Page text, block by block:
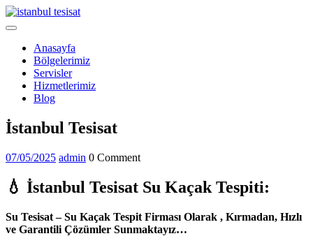
Skip
to
Open
Anasayfa
Bölgelerimiz
Servisler
Hizmetlerimiz
Blog
Close
Menu
İstanbul Tesisat
07/05/202507/05/2025
admin admin
0 Comment
💧 İstanbul Tesisat Su Kaçak Tespiti:
Su Tesisat – Su Kaçak Tespit Firması Olarak , Kırmadan, Hızlı
ve Garantili Çözümler Sunmaktayız…